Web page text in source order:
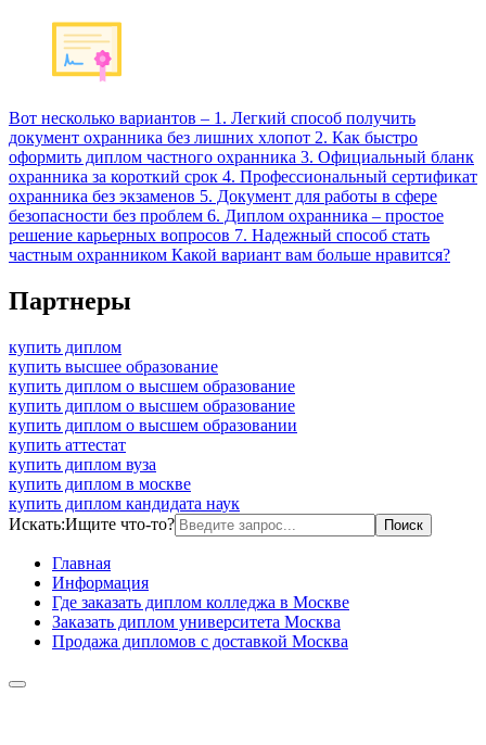
Вот несколько вариантов – 1. Легкий способ получить
документ охранника без лишних хлопот 2. Как быстро
оформить диплом частного охранника 3. Официальный бланк
охранника за короткий срок 4. Профессиональный сертификат
охранника без экзаменов 5. Документ для работы в сфере
безопасности без проблем 6. Диплом охранника – простое
решение карьерных вопросов 7. Надежный способ стать
частным охранником Какой вариант вам больше нравится?
Партнеры
купить диплом
купить высшее образование
купить диплом о высшем образование
купить диплом о высшем образование
купить диплом о высшем образовании
купить аттестат
купить диплом вуза
купить диплом в москве
купить диплом кандидата наук
Искать:Ищите что-то?
Главная
Информация
Где заказать диплом колледжа в Москве
Заказать диплом университета Москва
Продажа дипломов с доставкой Москва